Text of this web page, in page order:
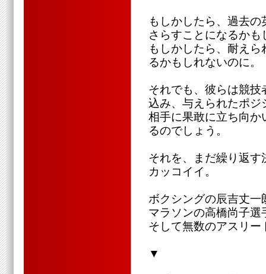
もしかしたら、過去
さらすことになるかも
もしかしたら、耐え
るかもしれないのに。
それでも、彼らは競
込み、与えられたポジ
相手に果敢に立ち向か
るのでしょう。
それを、まだ繰り返す
カッコイイ。
ボクシングの辰吉丈一
マラソンの高橋尚子選
そして無数のアスリ
▼